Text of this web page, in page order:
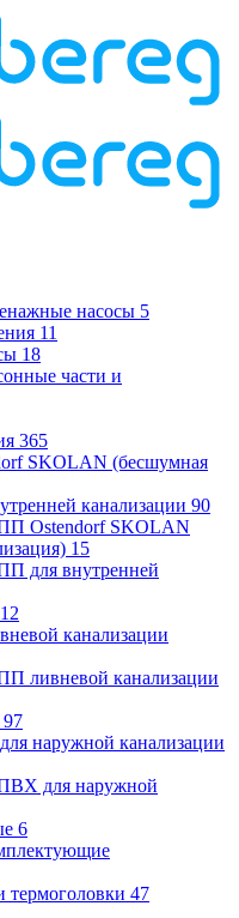
насосы 5
11
18
части и
365
SKOLAN (бесшумная
канализации 90
Ostendorf SKOLAN
15
для внутренней
12
канализации
ливневой канализации
97
наружной канализации
для наружной
6
термоголовки 47